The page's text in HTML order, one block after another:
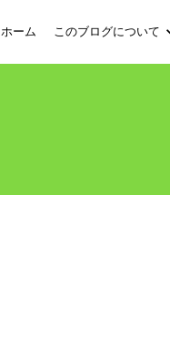
ホーム このブログについて